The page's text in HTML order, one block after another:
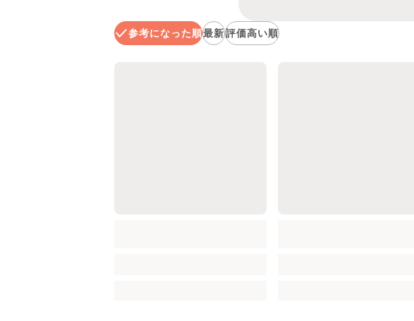
参考になった順最新評価高い順